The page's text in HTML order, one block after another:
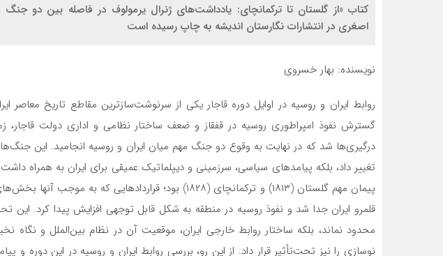
کتاب «از گلستان تا ترکمانچای: یادداشت‌های ژنرال یرمولوف در فاصله بین دو
اصغری در انتشارات نگارستان اندیشه به چاپ رسیده است
نویسنده: بهار خسروی
روابط ایران و روسیه در اوایل دوره قاجار یکی از سرنوشت‌سازترین مقاطع تاریخ معاصر
گسترش نفوذ امپراطوری روسیه در قفقاز و ضعف ساختار نظامی و اداری دولت قاجار،
درگیری‌ها شد که در نهایت به وقوع دو جنگ مهم میان ایران و روسیه انجامید. این جنگ‌ها
تغییر داد، بلکه پیامدهای سیاسی، سرزمینی و دیپلماتیک عمیقی برای ایران به همراه
پیمان مهم گلستان (۱۸۱۳) و ترکمانچای (۱۸۲۸) بود؛ قراردادهایی که
قلمرو ایران جدا شد و نفوذ روسیه در منطقه به شکل قابل توجهی افزایش پیدا کرد. این
محدود نماند، بلکه ساختار روابط خارجی ایران، موقعیت آن در نظام بین‌الملل و نگاه
نوسازی را نیز تحت‌تأثیر قرار داد. از این رو، بررسی روابط ایران و روسیه در این دوره